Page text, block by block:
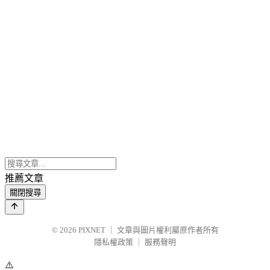
推薦文章
關閉搜尋
© 2026 PIXNET
文章與圖片權利屬原作者所有
隱私權政策
服務聲明
⚠️